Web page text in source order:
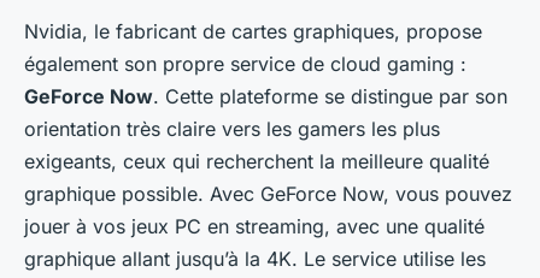
Nvidia, le fabricant de cartes graphiques, propose
également son propre service de cloud gaming :
GeForce Now. Cette plateforme se distingue par son
orientation très claire vers les gamers les plus
exigeants, ceux qui recherchent la meilleure qualité
graphique possible. Avec GeForce Now, vous pouvez
jouer à vos jeux PC en streaming, avec une qualité
graphique allant jusqu’à la 4K. Le service utilise les